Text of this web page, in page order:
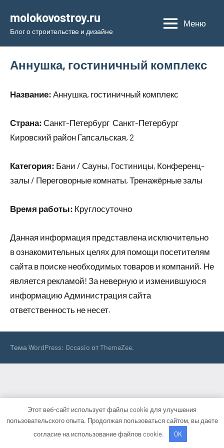
содержимому
molokovostroy.ru
Блог о строительстве и дизайне
Меню
Аннушка, гостиничный комплекс
Название: Аннушка, гостиничный комплекс
Страна: Санкт-Петербург Санкт-Петербург
Кировский район Гапсальская, 2
Категория: Бани / Сауны, Гостиницы, Конференц-
залы / Переговорные комнаты, Тренажёрные залы
Время работы: Круглосуточно
Данная информация представлена исключительно
в ознакомительных целях для помощи посетителям
сайта в поиске необходимых товаров и компаний. Не
является рекламой! За неверную и изменившуюся
информацию Администрация сайта
ответственность не несет.
Тема WordPress: Occasio от ThemeZee.
Этот веб-сайт использует файлы cookie для улучшения
пользовательского опыта. Продолжая пользоваться сайтом, вы даете
согласие на использование файлов cookie.
OK